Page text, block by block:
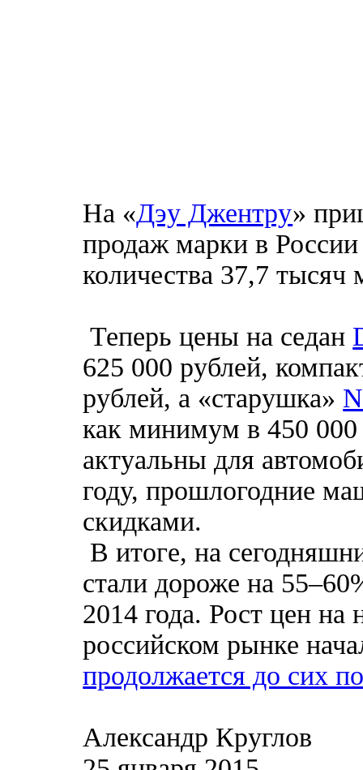
На «Дэу Джентру»
продаж марки в
количества 37,7
Теперь цены на седан
625 000 рублей,
рублей, а «старушка»
как минимум в 450
актуальны для
году, прошлогодние
скидками.
В итоге, на
стали дороже на
2014 года. Рост цен на
российском рынке
продолжается до сих
Александр Круглов